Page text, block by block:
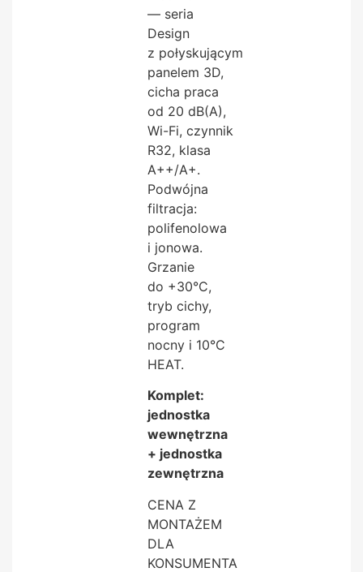
— seria
Design
z połyskującym
panelem 3D,
cicha praca
od 20 dB(A),
Wi-Fi, czynnik
R32, klasa
A++/A+.
Podwójna
filtracja:
polifenolowa
i jonowa.
Grzanie
do +30°C,
tryb cichy,
program
nocny i 10°C
HEAT.
Komplet:
jednostka
wewnętrzna
+ jednostka
zewnętrzna
CENA Z
MONTAŻEM
DLA
KONSUMENTA